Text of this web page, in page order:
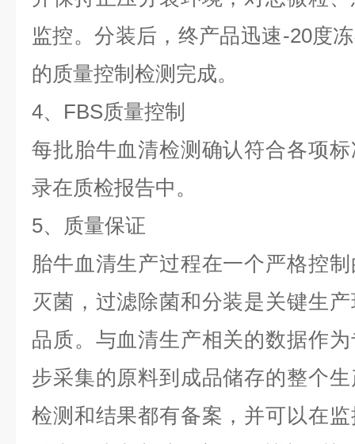
监控。分装后，终产品迅速-20度
的质量控制检测完成。
4、FBS质量控制
每批胎牛血清检测确认符合各项
录在质检报告中。
5、质量保证
胎牛血清生产过程在一个严格控
灭菌，过滤除菌和分装是关键生
品质。与血清生产相关的数据作
步采集的原料到成品储存的整个
检测和结果都有备案，并可以在